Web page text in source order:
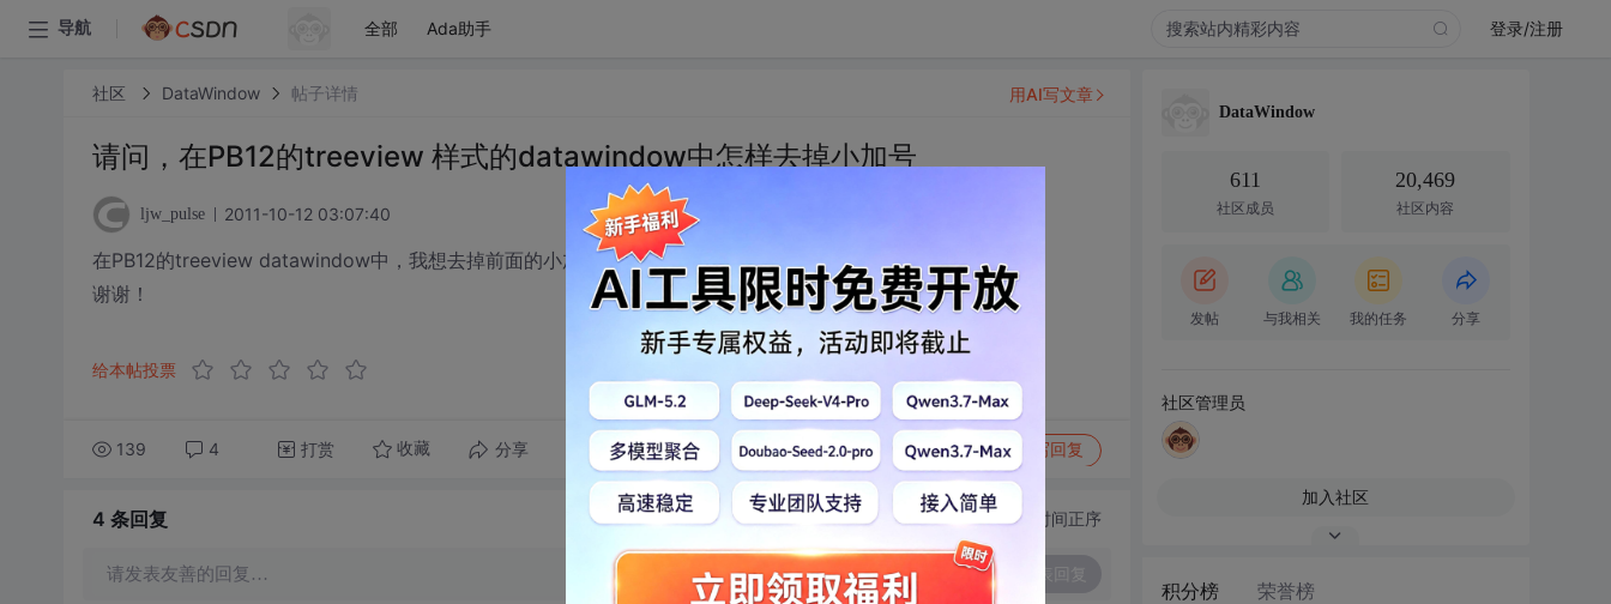
导航 全部 Ada助手 登录/注册
社区 DataWindow 帖子详情
请问，在PB12的treeview 样式的datawindow中怎样去掉小加号
ljw_pulse 2011-10-12 03:07:40
在PB12的treeview datawindow中，我想去掉前面的小加号，使用图片来代替它，请问怎样才能去掉它呢？
谢谢！
给本帖投票
139 4 打赏 收藏 分享 转发到动态 举报 写回复
用AI写文章
4 条回复 切换为时间正序
请发表友善的回复…
DataWindow
611
社区成员
20,469
社区内容
发帖 与我相关 我的任务 分享
社区管理员
加入社区
积分榜 荣誉榜